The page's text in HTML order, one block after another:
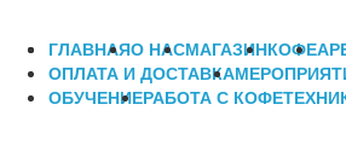
ГЛАВНАЯО НАСМАГАЗИНКОФЕ
ОПЛАТА И ДОСТАВКА
ОБУЧЕНИЕРАБОТА С